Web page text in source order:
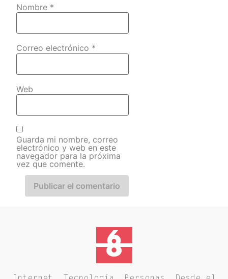
Nombre *
Correo electrónico *
Web
Guarda mi nombre, correo
electrónico y web en este
navegador para la próxima
vez que comente.